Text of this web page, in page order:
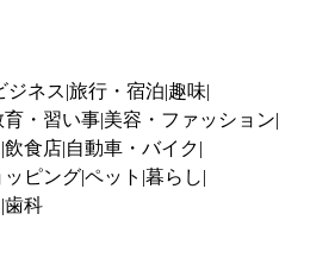
ジネス 旅行・宿泊 趣味
育・習い事 美容・ファッション
飲食店 自動車・バイク
ッピングペット 暮らし
歯科